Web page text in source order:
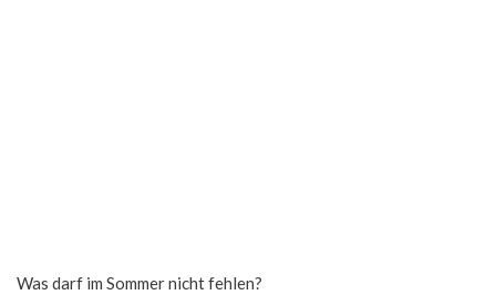
Was darf im Sommer nicht fehlen?